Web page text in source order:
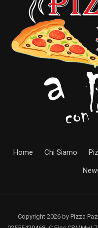
Home Chi Siamo
Copyright 2026 by Pizza